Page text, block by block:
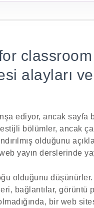
classroom
alayları
ediyor, ancak sayfa
bölümler, ancak
olduğunu
yayın derslerinde
olduğunu
bağlantılar, görüntü
bir web